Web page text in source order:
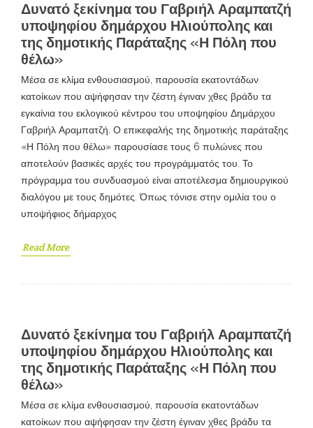
Δυνατό ξεκίνημα του Γαβριήλ Αραμπατζή
υποψηφίου δημάρχου Ηλιούπολης και
της δημοτικής Παράταξης «Η Πόλη που
θέλω»
Μέσα σε κλίμα ενθουσιασμού, παρουσία εκατοντάδων
κατοίκων που αψήφησαν την ζέστη έγιναν χθες βράδυ τα
εγκαίνια του εκλογικού κέντρου του υποψηφίου Δημάρχου
Γαβριήλ Αραμπατζή. Ο επικεφαλής της δημοτικής παράταξης
«Η Πόλη που θέλω» παρουσίασε τους 6 πυλώνες που
αποτελούν βασικές αρχές του προγράμματός του. Το
πρόγραμμα του συνδυασμού είναι αποτέλεσμα δημιουργικού
διαλόγου με τους δημότες. Όπως τόνισε στην ομιλία του ο
υποψήφιος δήμαρχος
Read More
Δυνατό ξεκίνημα του Γαβριήλ Αραμπατζή
υποψηφίου δημάρχου Ηλιούπολης και
της δημοτικής Παράταξης «Η Πόλη που
θέλω»
Μέσα σε κλίμα ενθουσιασμού, παρουσία εκατοντάδων
κατοίκων που αψήφησαν την ζέστη έγιναν χθες βράδυ τα